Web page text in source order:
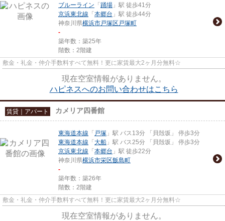
ブルーライン 「 踊場 」駅 徒歩41分
京浜東北線 「 本郷台 」駅 徒歩44分
神奈川県横浜市戸塚区 戸塚町
-
築年数：築25年
階数：2階建
敷金・礼金・仲介手数料すべて無料！更に家賃最大2ヶ月分無料☆
現在空室情報がありません。
ハピネスへのお問い合わせはこちら
賃貸｜アパート カメリア四番館
東海道本線 「 戸塚 」駅 バス13分 「貝殻坂」 停歩3分
東海道本線 「 大船 」駅 バス25分 「貝殻坂」 停歩3分
京浜東北線 「 本郷台 」駅 徒歩22分
神奈川県横浜市栄区飯島町
-
築年数：築26年
階数：2階建
敷金・礼金・仲介手数料すべて無料！更に家賃最大2ヶ月分無料☆
現在空室情報がありません。